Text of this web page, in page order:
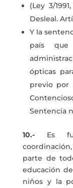
(Ley 3/
Desleal.
Y la
país
ópticas
previo por
Sentencia
10.-Es
parte de
educación
niños y la